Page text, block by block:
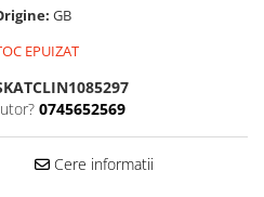
GB
EPUIZAT
0745652569
Cere informatii